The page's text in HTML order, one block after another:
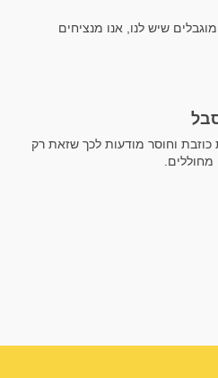
שיש לנו, אנו מנציחים
וחוסר מודעות לכך שזאת רק